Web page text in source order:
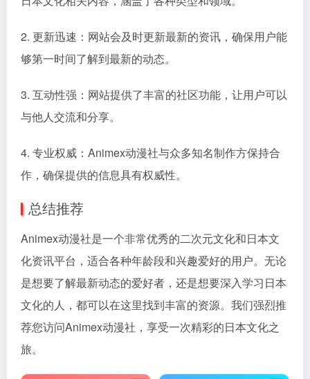
2. 更新迅速：网站会及时更新最新的资讯，确保用户能
够第一时间了解到最新的动态。
3. 互动性强：网站提供了丰富的社区功能，让用户可以
与他人交流和分享。
4. 专业权威：Animex动漫社与众多知名制作方保持合
作，确保提供的信息具有权威性。
总结推荐
Animex动漫社是一个非常优秀的二次元文化和日本文
化资讯平台，适合各种年龄段和兴趣爱好的用户。无论
是想要了解最新动态的爱好者，还是想要深入学习日本
文化的人，都可以在这里找到丰富的资源。我们强烈推
荐您访问Animex动漫社，享受一次精彩的日本文化之
旅。